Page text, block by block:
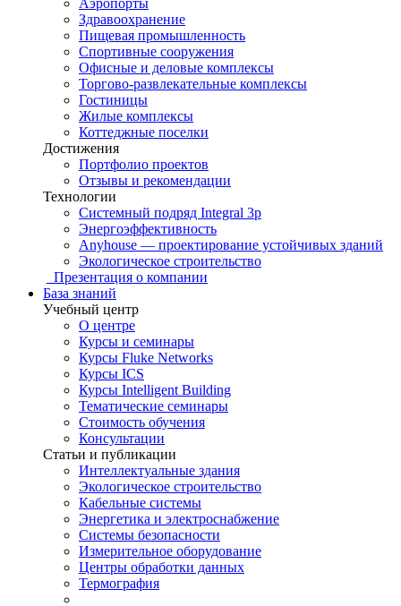
Здравоохранение
Пищевая промышленность
Спортивные сооружения
Офисные и деловые комплексы
Торгово-развлекательные комплексы
Гостиницы
Жилые комплексы
Коттеджные поселки
Достижения
Портфолио проектов
Отзывы и рекомендации
Технологии
Системный подряд Integral 3p
Энергоэффективность
Anyhouse — проектирование устойчивых зданий
Экологическое строительство
Презентация о компании
База знаний
Учебный центр
О центре
Курсы и семинары
Курсы Fluke Networks
Курсы ICS
Курсы Intelligent Building
Тематические семинары
Стоимость обучения
Консультации
Статьи и публикации
Интеллектуальные здания
Экологическое строительство
Кабельные системы
Энергетика и электроснабжение
Системы безопасности
Измерительное оборудование
Центры обработки данных
Термография